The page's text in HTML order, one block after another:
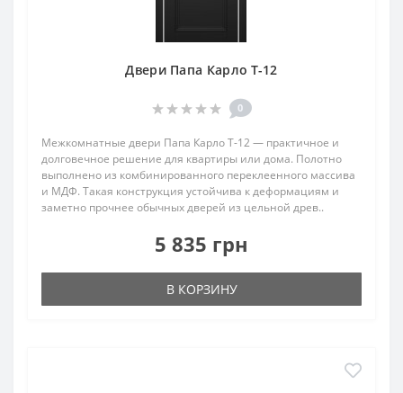
Двери Папа Карло T-12
0
Межкомнатные двери Папа Карло T-12 — практичное и
долговечное решение для квартиры или дома. Полотно
выполнено из комбинированного переклеенного массива
и МДФ. Такая конструкция устойчива к деформациям и
заметно прочнее обычных дверей из цельной древ..
5 835 грн
В КОРЗИНУ